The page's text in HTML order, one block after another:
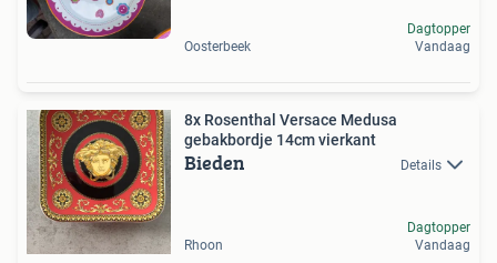
Oosterbeek
Dagtopper
Vandaag
8x Rosenthal Versace Medusa
gebakbordje 14cm vierkant
Bieden Details
Rhoon
Dagtopper
Vandaag